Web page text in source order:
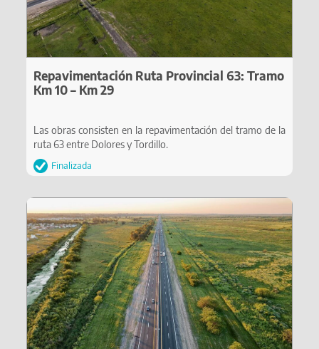
Repavimentación Ruta Provincial 63: Tramo
Km 10 – Km 29
Las obras consisten en la repavimentación del tramo de la
ruta 63 entre Dolores y Tordillo.
Finalizada